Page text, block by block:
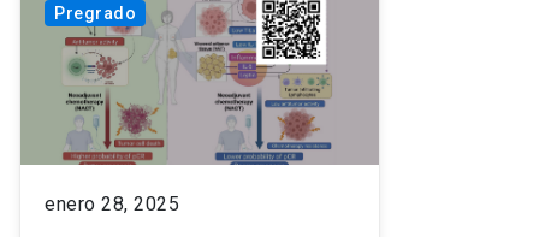
Pregrado
enero 28, 2025